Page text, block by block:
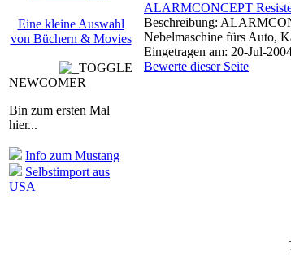
Eine kleine Auswahl
von Büchern & Movies
NEWCOMER
Bin zum ersten Mal
hier...
Info zum Mustang
Selbstimport aus
USA
ALARMCONCEPT
Beschreibung:
Nebelmaschine fürs Auto,
Eingetragen am: 20-Jul-
Bewerte dieser Seite